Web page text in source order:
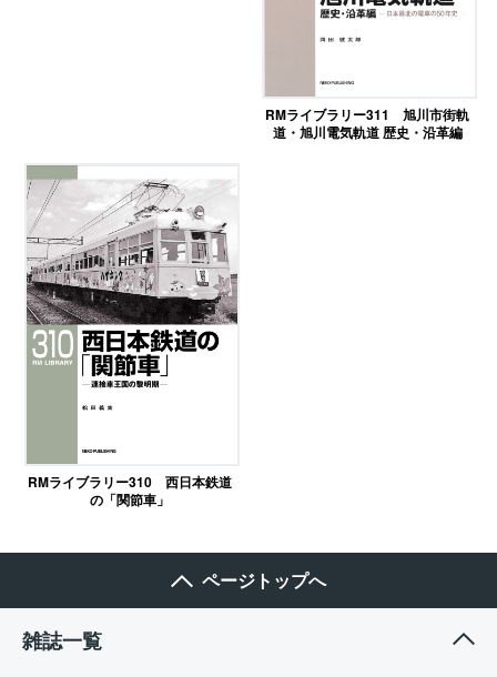
RMライブラリー311 旭川市街軌
道・旭川電気軌道 歴史・沿革編
RMライブラリー310 西日本鉄道
の「関節車」
ページトップへ
雑誌一覧